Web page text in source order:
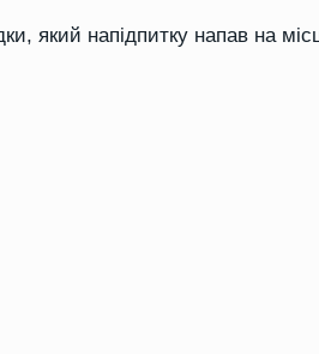
який напідпитку напав на